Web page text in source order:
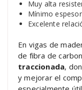
Muy alta
Mínimo
Excelente
En vigas de
de fibra de
traccionada,
y mejorar el